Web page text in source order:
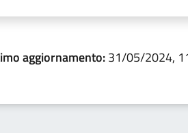
aggiornamento:31/05/2024,